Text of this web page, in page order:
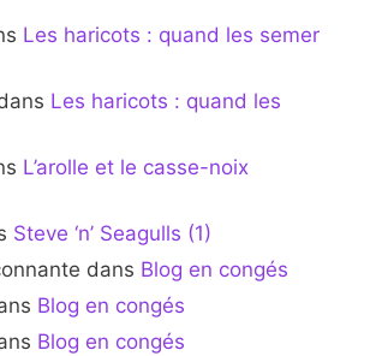
Les haricots : quand les semer
Les haricots : quand les
L’arolle et le casse-noix
Steve ‘n’ Seagulls (1)
dans Blog en congés
Blog en congés
Blog en congés